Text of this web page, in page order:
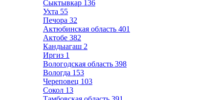
Сыктывкар 136
Ухта 55
Печора 32
Актюбинская область 401
Актобе 382
Кандыагаш 2
Иргиз 1
Вологодская область 398
Вологда 153
Череповец 103
Сокол 13